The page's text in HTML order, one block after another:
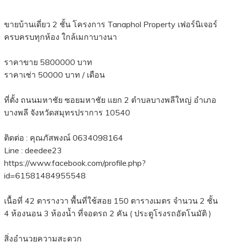
ขายบ้านเดี่ยว 2 ชั้น โครงการ Tanaphol Property เฟอร์นิเจอร์
ครบครบทุกห้อง ใกล้เมกาบางนา
ราคาขาย 5800000 บาท
ราคาเช่า 50000 บาท / เดือน
ที่ตั้ง ถนนมหาชัย ซอยมหาชัย แยก 2 ตำบลบางพลีใหญ่ อำเภอ
บางพลี จังหวัดสมุทรปราการ 10540
ติดต่อ : คุณภัสพงณ์ 0634098164
Line : deedee23
https://www.facebook.com/profile.php?
id=61581484955548
เนื้อที่ 42 ตารางวา พื้นที่ใช้สอย 150 ตารางเมตร จำนวน 2 ชั้น
4 ห้องนอน 3 ห้องน้ำ ที่จอดรถ 2 คัน ( ประตูโรงรถอัตโนมัติ )
สิ่งอำนวยความสะดวก